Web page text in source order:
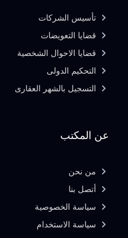
عن المكتب
من نحن
أتصل بنا
سياسة الخصوصية
سياسة الاستخدام
تأسيس الشركات
قضايا التعويضات
قضايا الاحوال الشخصية
التحكيم الدولى
التسجيل بالشهر العقارى